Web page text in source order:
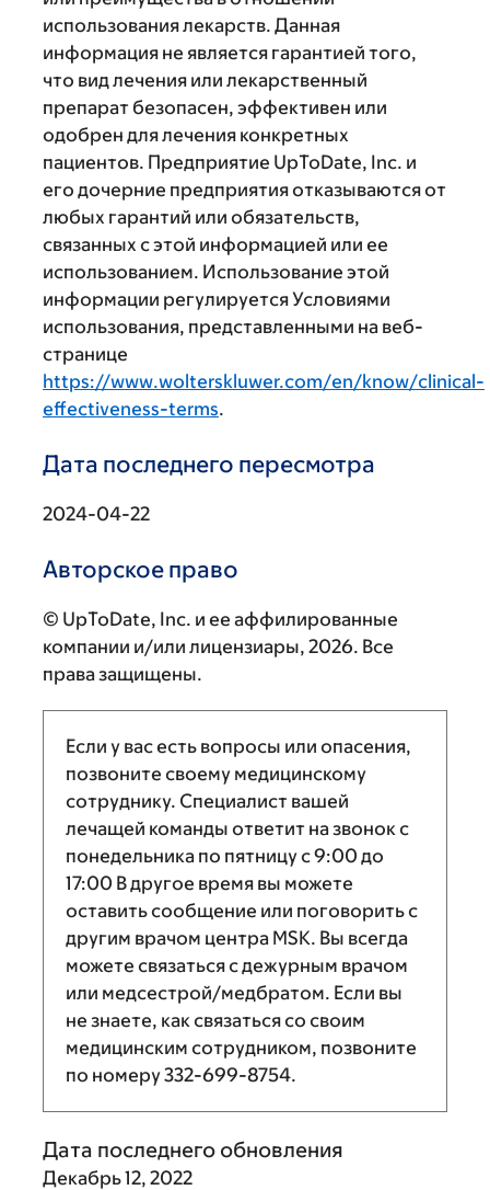
использования лекарств. Данная
информация не является гарантией того,
что вид лечения или лекарственный
препарат безопасен, эффективен или
одобрен для лечения конкретных
пациентов. Предприятие UpToDate, Inc. и
его дочерние предприятия отказываются от
любых гарантий или обязательств,
связанных с этой информацией или ее
использованием. Использование этой
информации регулируется Условиями
использования, представленными на веб-
странице
https://www.wolterskluwer.com/en/know/clinical-
effectiveness-terms.
Дата последнего пересмотра
2024-04-22
Авторское право
© UpToDate, Inc. и ее аффилированные
компании и/или лицензиары, 2026. Все
права защищены.
Если у вас есть вопросы или опасения,
позвоните своему медицинскому
сотруднику. Специалист вашей
лечащей команды ответит на звонок с
понедельника по пятницу с9:00 до
17:00 В другое время вы можете
оставить сообщение или поговорить с
другим врачом центра MSK. Вы всегда
можете связаться с дежурным врачом
или медсестрой/медбратом. Если вы
не знаете, как связаться со своим
медицинским сотрудником, позвоните
по номеру332-699-8754.
Дата последнего обновления
Декабрь 12, 2022